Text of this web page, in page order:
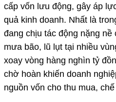
cấp vốn lưu động, gây áp
quả kinh doanh. Nhất là
đang chịu tác động nặng nề
mưa bão, lũ lụt tại nhiều
xoay vòng hàng nghìn tỷ
chờ hoàn khiến doanh
nguồn vốn cho thu mua,